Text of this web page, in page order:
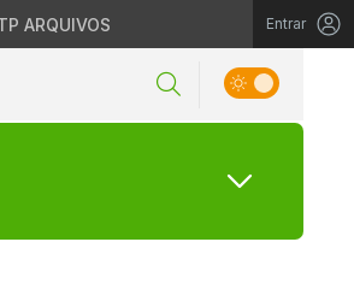
ARQUIVOS Entrar